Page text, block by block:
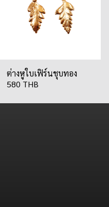
ต่างหูใบเฟิร์นชุบทอง
580 THB